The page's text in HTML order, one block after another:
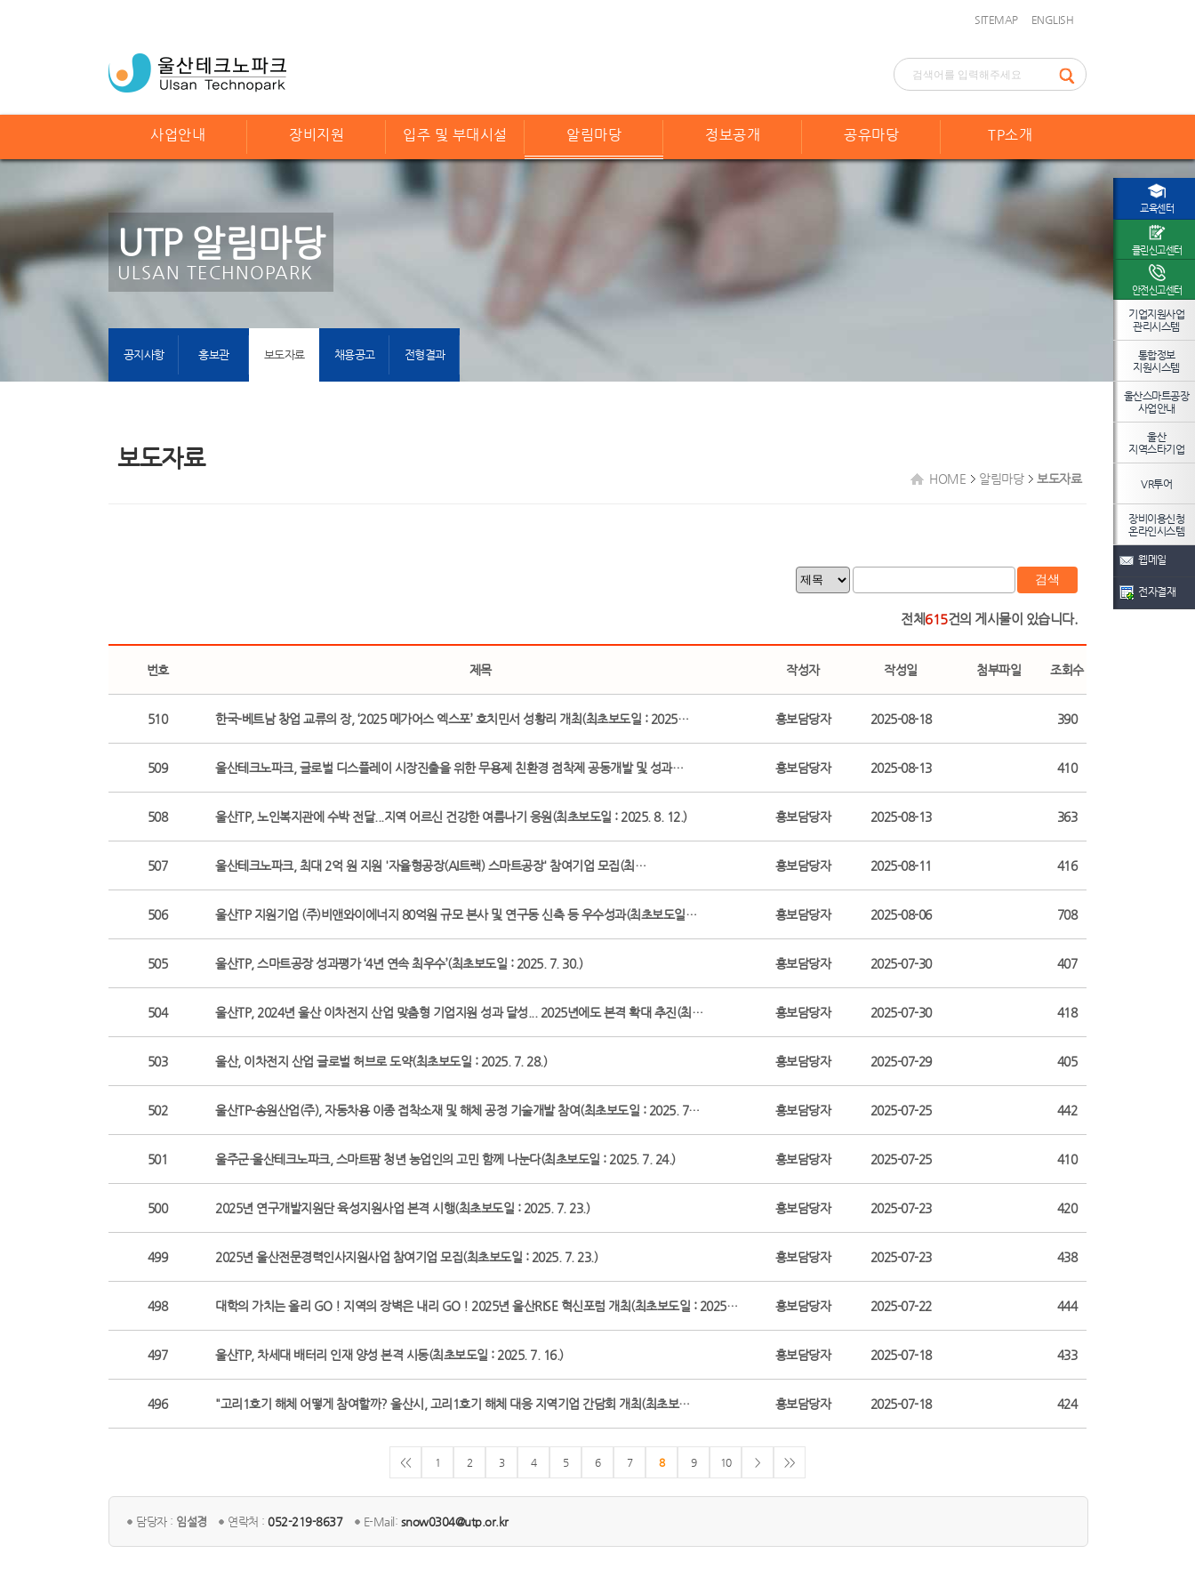
SITEMAP ENGLISH
사업안내 장비지원 입주 및 부대시설 알림마당 정보공개 공유마당 TP소개
UTP 알림마당
ULSAN TECHNOPARK
공지사항 홍보관 보도자료 채용공고 전형결과
보도자료
HOME 알림마당 보도자료
검색
전체 615건의 게시물이 있습니다.
번호 제목 작성자 작성일 첨부파일 조회수
510 한국-베트남 창업 교류의 장, ‘2025 메가어스 엑스포’ 호치민서 성황리 개최(최초보도일 : 2025… 홍보담당자 2025-08-18 390
509 울산테크노파크, 글로벌 디스플레이 시장진출을 위한 무용제 친환경 점착제 공동개발 및 성과… 홍보담당자 2025-08-13 410
508 울산TP, 노인복지관에 수박 전달...지역 어르신 건강한 여름나기 응원(최초보도일 : 2025. 8. 12.) 홍보담당자 2025-08-13 363
507 울산테크노파크, 최대 2억 원 지원 '자율형공장(AI트랙) 스마트공장' 참여기업 모집(최… 홍보담당자 2025-08-11 416
506 울산TP 지원기업 (주)비앤와이에너지 80억원 규모 본사 및 연구동 신축 등 우수성과(최초보도일… 홍보담당자 2025-08-06 708
505 울산TP, 스마트공장 성과평가 ‘4년 연속 최우수’(최초보도일 : 2025. 7. 30.) 홍보담당자 2025-07-30 407
504 울산TP, 2024년 울산 이차전지 산업 맞춤형 기업지원 성과 달성... 2025년에도 본격 확대 추진(최… 홍보담당자 2025-07-30 418
503 울산, 이차전지 산업 글로벌 허브로 도약(최초보도일 : 2025. 7. 28.) 홍보담당자 2025-07-29 405
502 울산TP-송원산업(주), 자동차용 이종 접착소재 및 해체 공정 기술개발 참여(최초보도일 : 2025. 7… 홍보담당자 2025-07-25 442
501 울주군·울산테크노파크, 스마트팜 청년 농업인의 고민 함께 나눈다(최초보도일 : 2025. 7. 24.) 홍보담당자 2025-07-25 410
500 2025년 연구개발지원단 육성지원사업 본격 시행(최초보도일 : 2025. 7. 23.) 홍보담당자 2025-07-23 420
499 2025년 울산전문경력인사지원사업 참여기업 모집(최초보도일 : 2025. 7. 23.) 홍보담당자 2025-07-23 438
498 대학의 가치는 올리 GO ! 지역의 장벽은 내리 GO ! 2025년 울산RISE 혁신포럼 개최(최초보도일 : 2025… 홍보담당자 2025-07-22 444
497 울산TP, 차세대 배터리 인재 양성 본격 시동(최초보도일 : 2025. 7. 16.) 홍보담당자 2025-07-18 433
496 "고리1호기 해체 어떻게 참여할까? 울산시, 고리1호기 해체 대응 지역기업 간담회 개최(최초보… 홍보담당자 2025-07-18 424
<< 1 2 3 4 5 6 7 8 9 10 > >>
담당자 : 임설경 연락처 : 052-219-8637 E-Mail: snow0304@utp.or.kr
교육센터
클린신고센터
안전신고센터
기업지원사업
관리시스템
통합정보
지원시스템
울산스마트공장
사업안내
울산
지역스타기업
VR투어
장비이용신청
온라인시스템
웹메일
전자결재